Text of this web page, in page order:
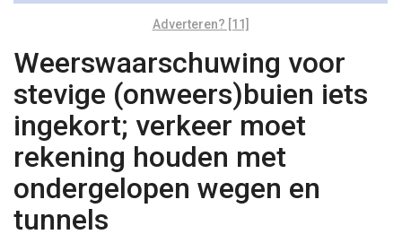
Adverteren? [11]
Weerswaarschuwing voor
stevige (onweers)buien iets
ingekort; verkeer moet
rekening houden met
ondergelopen wegen en
tunnels